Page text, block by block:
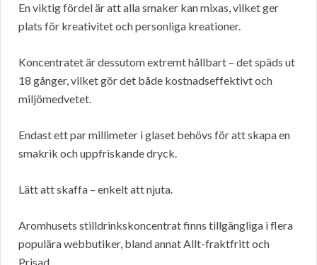
En viktig fördel är att alla smaker kan mixas, vilket ger
plats för kreativitet och personliga kreationer.
Koncentratet är dessutom extremt hållbart – det späds ut
18 gånger, vilket gör det både kostnadseffektivt och
miljömedvetet.
Endast ett par millimeter i glaset behövs för att skapa en
smakrik och uppfriskande dryck.
Lätt att skaffa – enkelt att njuta.
Aromhusets stilldrinkskoncentrat finns tillgängliga i flera
populära webbutiker, bland annat Allt-fraktfritt och
Prisad.